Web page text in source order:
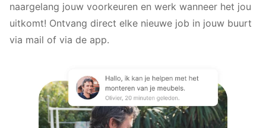
naargelang jouw voorkeuren en werk wanneer het jou
uitkomt! Ontvang direct elke nieuwe job in jouw buurt
via mail of via de app.